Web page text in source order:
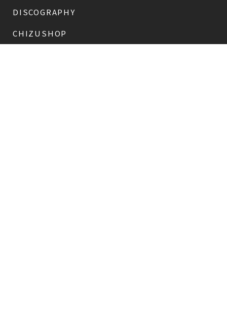
DISCOGRAPHY
CHIZUSHOP